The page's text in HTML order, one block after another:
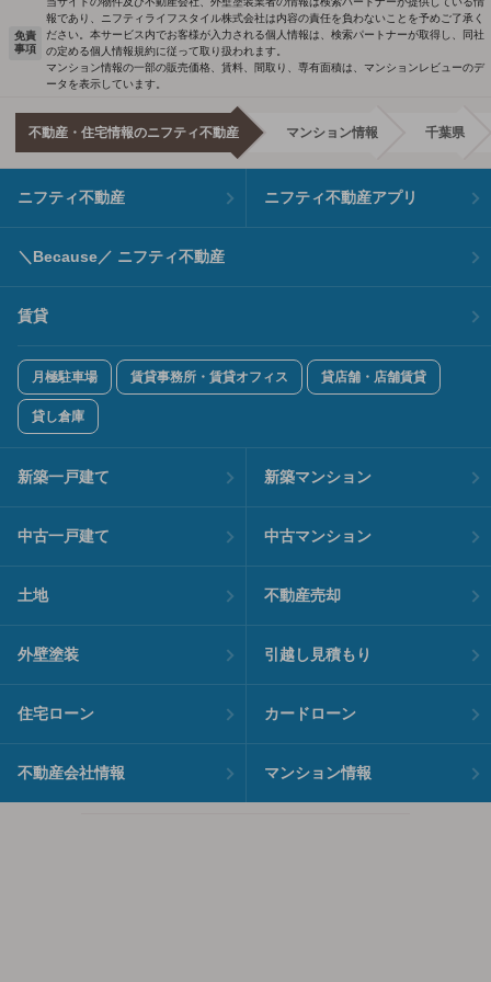
免責
事項
報であり、ニフティライフスタイル株式会社は内容の責任を負わないことを予めご了承く
ださい。本サービス内でお客様が入力される個人情報は、検索パートナーが取得し、同社
の定める個人情報規約に従って取り扱われます。
マンション情報の一部の販売価格、賃料、間取り、専有面積は、マンションレビューのデ
ータを表示しています。
不動産・住宅情報のニフティ不動産 マンション情報 千葉県
ニフティ不動産 ニフティ不動産アプリ
＼Because／ ニフティ不動産
賃貸
月極駐車場 賃貸事務所・賃貸オフィス 貸店舗・店舗賃貸
貸し倉庫
新築一戸建て 新築マンション
中古一戸建て 中古マンション
土地 不動産売却
外壁塗装 引越し見積もり
住宅ローン カードローン
不動産会社情報 マンション情報